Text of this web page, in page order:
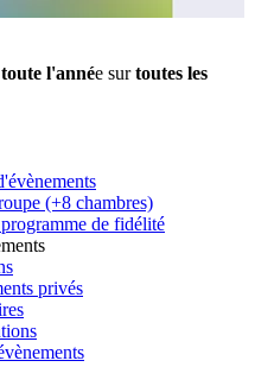
l'année surtoutes les
(+8 chambres)
de fidélité
privés